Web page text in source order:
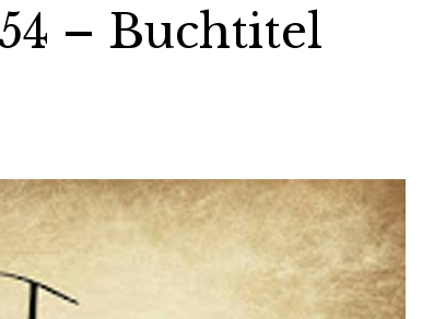
– Buchtitel